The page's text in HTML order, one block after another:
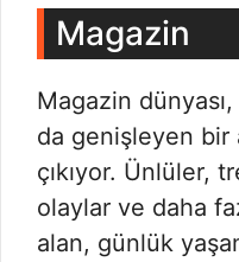
Magazin
Magazin
da genişleyen bir
çıkıyor. Ünlüler,
olaylar ve daha
alan, günlük